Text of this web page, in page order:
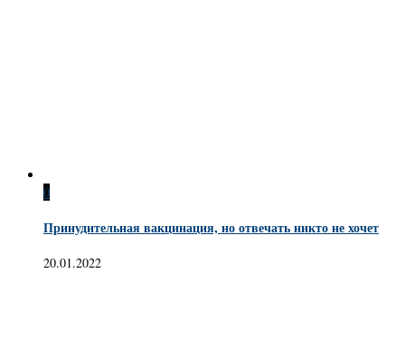
0
Принудительная вакцинация, но отвечать никто не хочет
20.01.2022